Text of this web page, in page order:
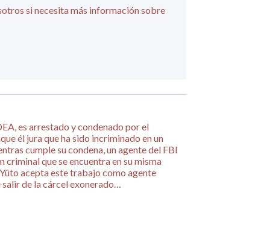
si necesita más información sobre
es arrestado y condenado por el
él jura que ha sido incriminado en un
cumple su condena, un agente del FBI
criminal que se encuentra en su misma
acepta este trabajo como agente
de la cárcel exonerado…